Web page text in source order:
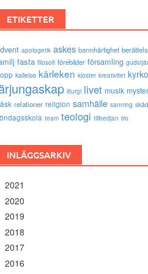
ETIKETTER
apologetik askes barmhärtighet
fasta filosofi förebilder församling
kallelse kärleken kloster kreativitet
liturgi livet musik
relationer religion samhälle sanning
team teologi tillbedjan tro
INLÄGGSARKIV
2021
2020
2019
2018
2017
2016